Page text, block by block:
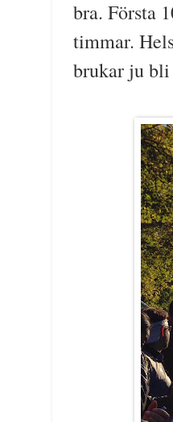
bra. Första
timmar.
brukar ju